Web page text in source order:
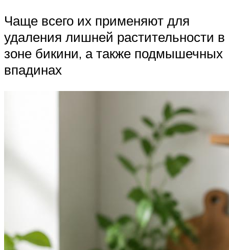
Чаще всего их применяют для
удаления лишней растительности в
зоне бикини, а также подмышечных
впадинах